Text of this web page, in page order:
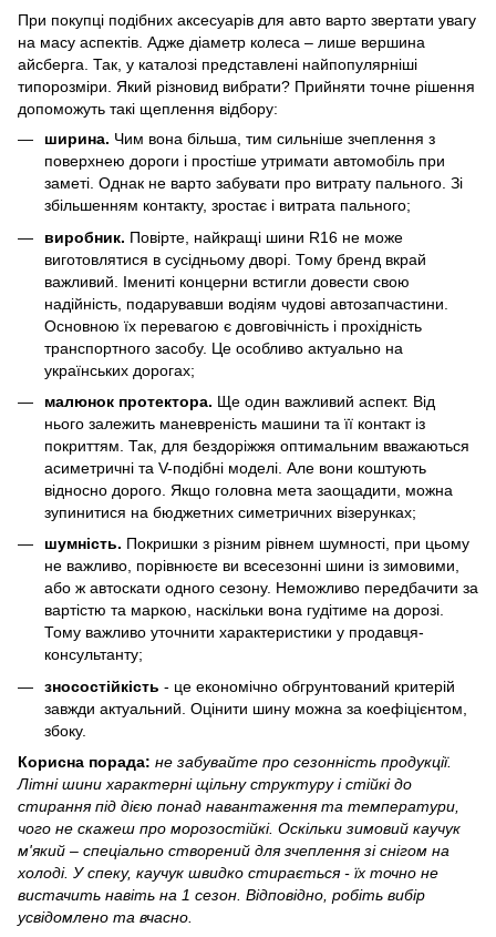
При покупці подібних аксесуарів для авто варто звертати увагу
на масу аспектів. Адже діаметр колеса – лише вершина
айсберга. Так, у каталозі представлені найпопулярніші
типорозміри. Який різновид вибрати? Прийняти точне рішення
допоможуть такі щеплення відбору:
ширина. Чим вона більша, тим сильніше зчеплення з
поверхнею дороги і простіше утримати автомобіль при
заметі. Однак не варто забувати про витрату пального. Зі
збільшенням контакту, зростає і витрата пального;
виробник. Повірте, найкращі шини R16 не може
виготовлятися в сусідньому дворі. Тому бренд вкрай
важливий. Імениті концерни встигли довести свою
надійність, подарувавши водіям чудові автозапчастини.
Основною їх перевагою є довговічність і прохідність
транспортного засобу. Це особливо актуально на
українських дорогах;
малюнок протектора. Ще один важливий аспект. Від
нього залежить маневреність машини та її контакт із
покриттям. Так, для бездоріжжя оптимальним вважаються
асиметричні та V-подібні моделі. Але вони коштують
відносно дорого. Якщо головна мета заощадити, можна
зупинитися на бюджетних симетричних візерунках;
шумність. Покришки з різним рівнем шумності, при цьому
не важливо, порівнюєте ви всесезонні шини із зимовими,
або ж автоскати одного сезону. Неможливо передбачити за
вартістю та маркою, наскільки вона гудітиме на дорозі.
Тому важливо уточнити характеристики у продавця-
консультанту;
зносостійкість - це економічно обгрунтований критерій
завжди актуальний. Оцінити шину можна за коефіцієнтом,
збоку.
Корисна порада: не забувайте про сезонність продукції.
Літні шини характерні щільну структуру і стійкі до
стирання під дією понад навантаження та температури,
чого не скажеш про морозостійкі. Оскільки зимовий каучук
м'який – спеціально створений для зчеплення зі снігом на
холоді. У спеку, каучук швидко стирається - їх точно не
вистачить навіть на 1 сезон. Відповідно, робіть вибір
усвідомлено та вчасно.